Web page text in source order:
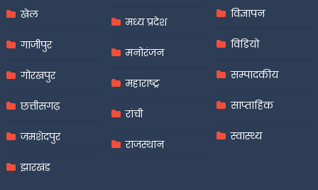
खेल
गाजीपुर
गोरखपुर
छत्तीसगढ़
जमशेदपुर
झारखंड
मध्य प्रदेश
मनोरंजन
महाराष्ट्र
रांची
राजस्थान
विज्ञापन
विडियो
सम्पादकीय
साप्ताहिक
स्वास्थ्य